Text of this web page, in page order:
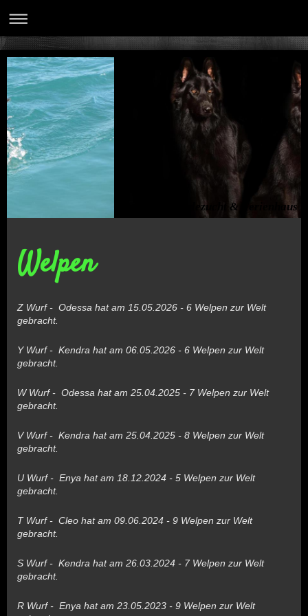
Hundezucht & Ferienhaus
Welpen
Z Wurf - Odessa hat am 15.05.2026 - 6 Welpen zur Welt
gebracht.
Y Wurf - Kendra hat am 06.05.2026 - 6 Welpen zur Welt
gebracht.
W Wurf - Odessa hat am 25.04.2025 - 7 Welpen zur Welt
gebracht.
V Wurf - Kendra hat am 25.04.2025 - 8 Welpen zur Welt
gebracht.
U Wurf - Enya hat am 18.12.2024 - 5 Welpen zur Welt
gebracht.
T Wurf - Cleo hat am 09.06.2024 - 9 Welpen zur Welt
gebracht.
S Wurf - Kendra hat am 26.03.2024 - 7 Welpen zur Welt
gebracht.
R Wurf - Enya hat am 23.05.2023 - 9 Welpen zur Welt